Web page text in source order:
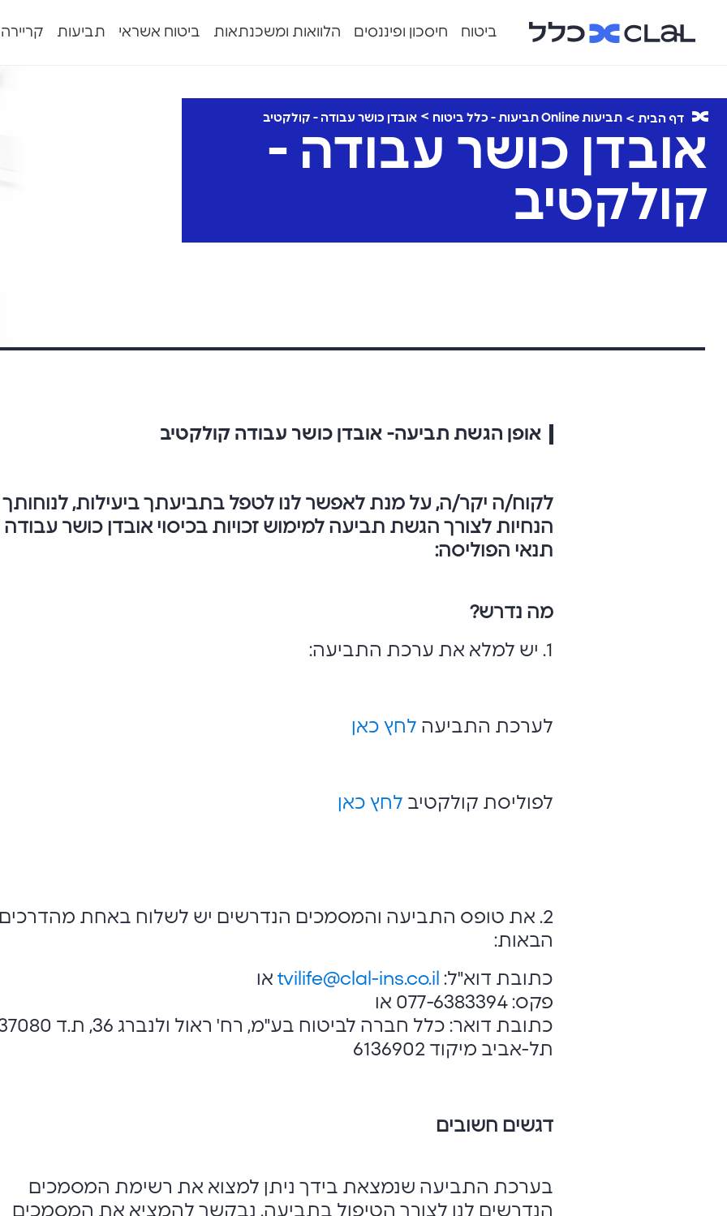
ביטוח חיסכון ופיננסים הלוואות ומשכנתאות ביטוח אשראי תביעות קריירה
דף הבית תביעות Online תביעות - כלל ביטוח אובדן כושר עבודה - קולקטיב
אובדן כושר עבודה -
קולקטיב
אופן הגשת תביעה- אובדן כושר עבודה קולקטיב
לקוח/ה יקר/ה, על מנת לאפשר לנו לטפל בתביעתך ביעילות, לנוחותך
הנחיות לצורך הגשת תביעה למימוש זכויות בכיסוי אובדן כושר עבודה
תנאי הפוליסה:
מה נדרש?
1. יש למלא את ערכת התביעה:
לערכת התביעה לחץ כאן
לפוליסת קולקטיב לחץ כאן
2. את טופס התביעה והמסמכים הנדרשים יש לשלוח באחת
הבאות:
כתובת דוא"ל: tvilife@clal-ins.co.ilאו
פקס: 077-6383394 או
כתובת דואר: כלל חברה לביטוח בע"מ, רח' ראול ולנברג 36, ת.ד
תל-אביב מיקוד 6136902
דגשים חשובים
בערכת התביעה שנמצאת בידך ניתן למצוא את רשימת המסמכים
הנדרשים לנו לצורך הטיפול בתביעה. נבקשך להמציא את המסמכים